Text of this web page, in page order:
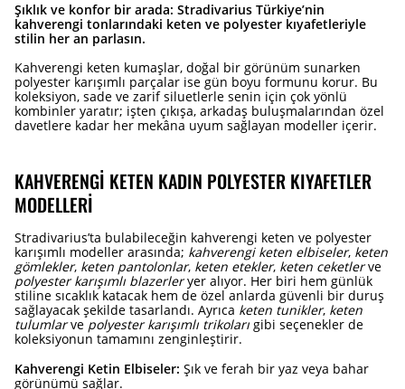
Şıklık ve konfor bir arada: Stradivarius Türkiye’nin
kahverengi tonlarındaki keten ve polyester kıyafetleriyle
stilin her an parlasın.
Kahverengi keten kumaşlar, doğal bir görünüm sunarken
polyester karışımlı parçalar ise gün boyu formunu korur. Bu
koleksiyon, sade ve zarif siluetlerle senin için çok yönlü
kombinler yaratır; işten çıkışa, arkadaş buluşmalarından özel
davetlere kadar her mekâna uyum sağlayan modeller içerir.
KAHVERENGI KETEN KADIN POLYESTER KIYAFETLER
MODELLERI
Stradivarius’ta bulabileceğin kahverengi keten ve polyester
karışımlı modeller arasında; kahverengi keten elbiseler, keten
gömlekler, keten pantolonlar, keten etekler, keten ceketlerve
polyester karışımlı blazerleryer alıyor. Her biri hem günlük
stiline sıcaklık katacak hem de özel anlarda güvenli bir duruş
sağlayacak şekilde tasarlandı. Ayrıca keten tunikler, keten
tulumlarve polyester karışımlı trikoları gibi seçenekler de
koleksiyonun tamamını zenginleştirir.
Kahverengi Ketin Elbiseler: Şık ve ferah bir yaz veya bahar
görünümü sağlar.